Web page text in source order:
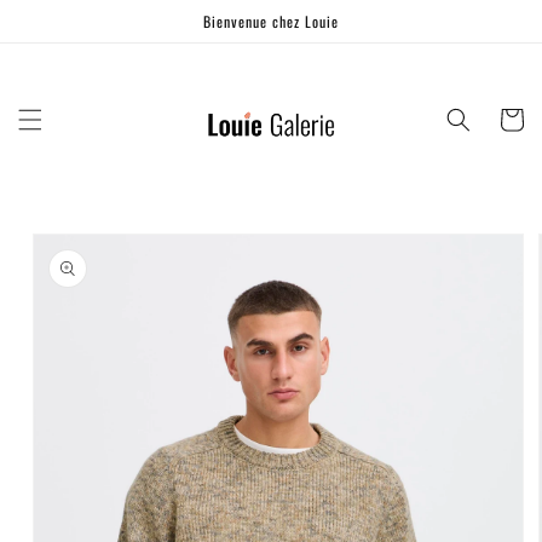
Bienvenue chez Louie
Panier
informations
produits